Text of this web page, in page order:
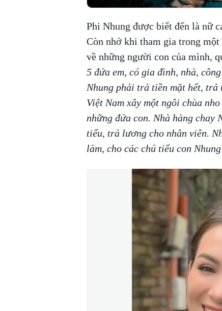
Phi Nhung được biết đến là nữ
Còn nhớ khi tham gia trong
về những người con của mình,
5 đứa em, có gia đình, nhà,
Nhung phải trả tiền mặt hết, trả
Việt Nam xây một ngôi chùa
những đứa con. Nhà hàng chay
tiểu, trả lương cho nhân viên.
làm, cho các chú tiểu con